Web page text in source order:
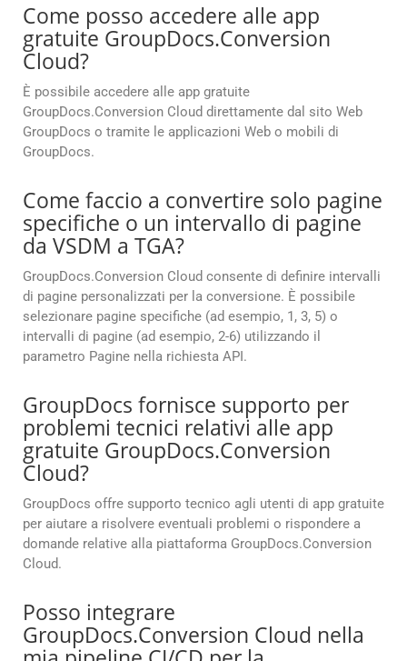
Come posso accedere alle app
gratuite GroupDocs.Conversion
Cloud?
È possibile accedere alle app gratuite
GroupDocs.Conversion Cloud direttamente dal sito Web
GroupDocs o tramite le applicazioni Web o mobili di
GroupDocs.
Come faccio a convertire solo pagine
specifiche o un intervallo di pagine
da VSDM a TGA?
GroupDocs.Conversion Cloud consente di definire intervalli
di pagine personalizzati per la conversione. È possibile
selezionare pagine specifiche (ad esempio, 1, 3, 5) o
intervalli di pagine (ad esempio, 2-6) utilizzando il
parametro Pagine nella richiesta API.
GroupDocs fornisce supporto per
problemi tecnici relativi alle app
gratuite GroupDocs.Conversion
Cloud?
GroupDocs offre supporto tecnico agli utenti di app gratuite
per aiutare a risolvere eventuali problemi o rispondere a
domande relative alla piattaforma GroupDocs.Conversion
Cloud.
Posso integrare
GroupDocs.Conversion Cloud nella